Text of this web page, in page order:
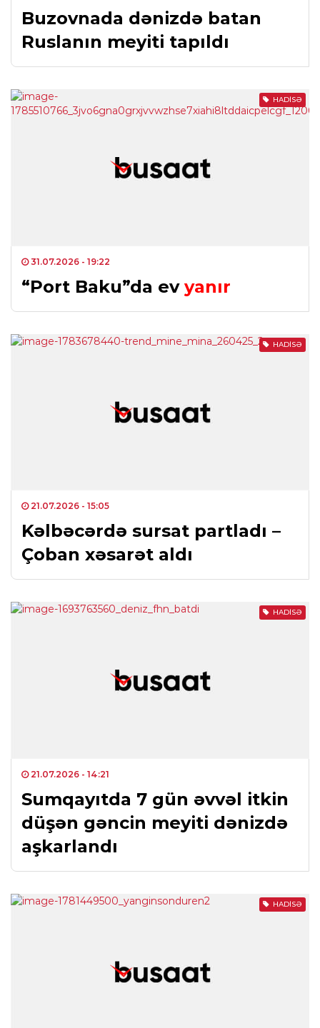
Buzovnada dənizdə batan
Ruslanın meyiti tapıldı
HADISƏ
31.07.2026 - 19:22
“Port Baku”da ev yanır
HADISƏ
21.07.2026 - 15:05
Kəlbəcərdə sursat partladı –
Çoban xəsarət aldı
HADISƏ
21.07.2026 - 14:21
Sumqayıtda 7 gün əvvəl itkin
düşən gəncin meyiti dənizdə
aşkarlandı
HADISƏ